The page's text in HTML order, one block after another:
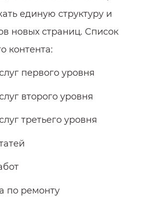
единую структуру и
новых страниц. Список
контента:
первого уровня
второго уровня
третьего уровня
по ремонту